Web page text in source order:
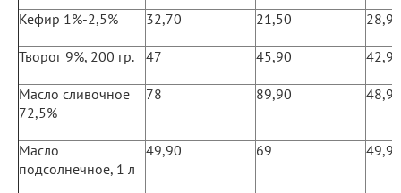
Кефир 1%-2,5% 32,70 21,50 28,90
Творог 9%, 200 гр. 47 45,90 42,90
Масло сливочное
72,5%
78 89,90 48,90
Масло
подсолнечное, 1 л
49,90 69 49,90